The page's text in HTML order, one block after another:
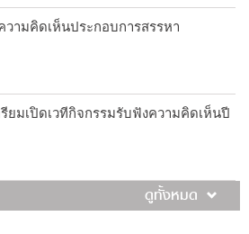
วามคิดเห็นประกอบการสรรหา
ยมเปิดเวทีกิจกรรมรับฟังความคิดเห็นปี
ดูทั้งหมด